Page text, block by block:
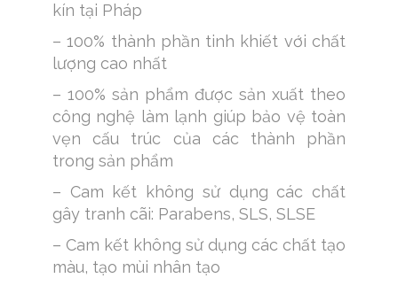
kín tại Pháp
– 100% thành phần tinh khiết với chất
lượng cao nhất
– 100% sản phẩm được sản xuất theo
công nghệ làm lạnh giúp bảo vệ toàn
vẹn cấu trúc của các thành phần
trong sản phẩm
– Cam kết không sử dụng các chất
gây tranh cãi: Parabens, SLS, SLSE
– Cam kết không sử dụng các chất tạo
màu, tạo mùi nhân tạo